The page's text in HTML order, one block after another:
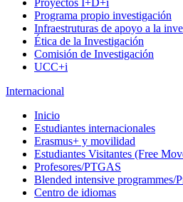
Proyectos I+D+i
Programa propio investigación
Infraestruturas de apoyo a la
Ética de la Investigación
Comisión de Investigación
UCC+i
Internacional
Inicio
Estudiantes internacionales
Erasmus+ y movilidad
Estudiantes Visitantes (Free
Profesores/PTGAS
Blended intensive programmes/
Centro de idiomas